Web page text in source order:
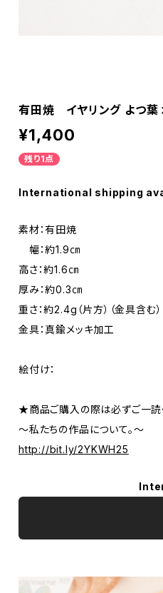
有田焼 イヤリング よつ葉
¥1,400
残り1点
International shipping
素材：有田焼
幅：約1.9㎝
高さ：約1.6㎝
厚み：約0.3㎝
重さ：約2.4g（片方）（金具含む）
金具：真鍮メッキ加工
絵付け：
★商品ご購入の際は必ずご一読
～私たちの作品について。～
http://bit.ly/2YKWH25